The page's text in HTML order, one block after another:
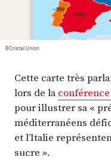
©Cristal Union
Cette carte très
lors de la
pour illustrer sa «
méditerranéens
et l’Italie
sucre ».